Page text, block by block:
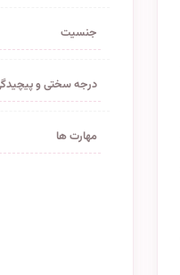
جنسیت
درجه سختی و
مهارت ها